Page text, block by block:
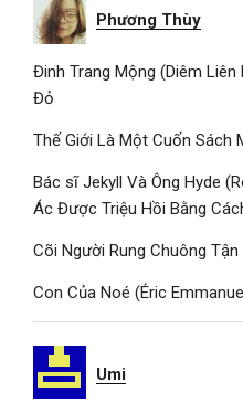
Phương Thùy
Đinh Trang Mộng (Diêm
Đỏ
Thế Giới Là Một Cuốn Sách
Bác sĩ Jekyll Và Ông Hyde
Ác Được Triệu Hồi Bằng
Cõi Người Rung Chuông
Con Của Noé (Éric
Umi